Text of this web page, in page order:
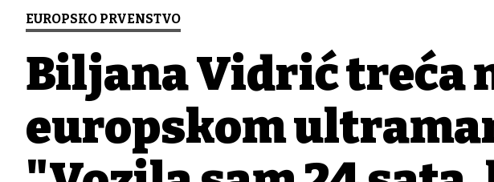
EUROPSKO PRVENSTVO
Biljana Vidrić treća
europskom